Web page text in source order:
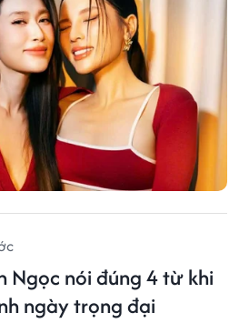
Ngọc nói đúng 4 từ khi
ngày trọng đại